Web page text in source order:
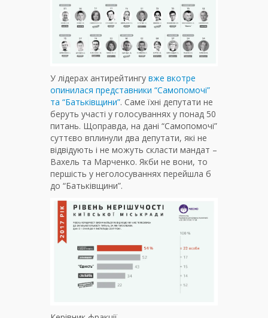
У лідерах антирейтингу вже вкотре
опинилася представники “Самопомочі”
та “Батьківщини”. Саме їхні депутати не
беруть участі у голосуваннях у понад 50
питань. Щоправда, на дані “Самопомочі”
суттєво вплинули два депутати, які не
відвідують і не можуть скласти мандат –
Вахель та Марченко. Якби не вони, то
першість у неголосуваннях перейшла б
до “Батьківщини”.